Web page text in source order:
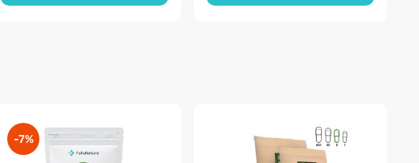
-7%